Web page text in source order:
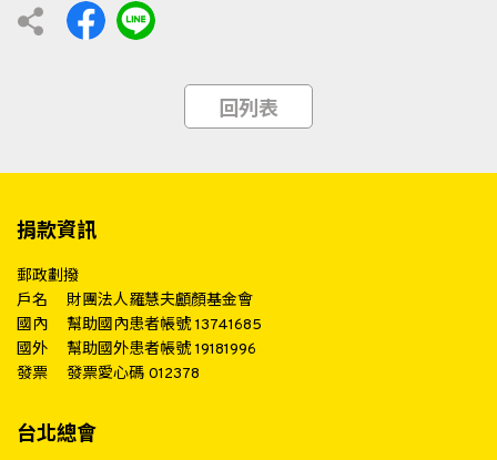
回列表
捐款資訊
郵政劃撥
戶名
財團法人羅慧夫顱顏基金會
國內
幫助國內患者帳號 13741685
國外
幫助國外患者帳號 19181996
發票
發票愛心碼 012378
台北總會